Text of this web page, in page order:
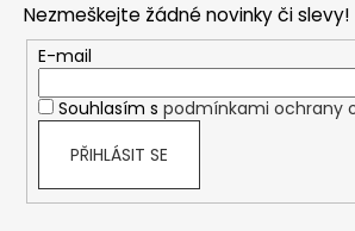
Nezmeškejte žádné novinky či slevy!
E-mail
Souhlasím s podmínkami ochrany
PŘIHLÁSIT SE